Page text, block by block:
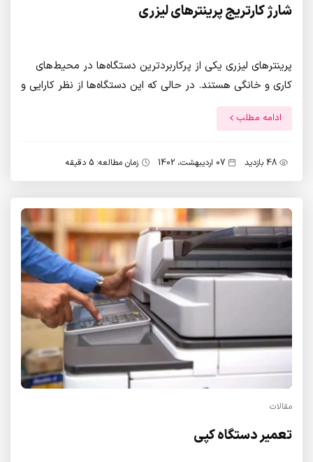
شارژ کارتریج پرینترهای لیزری
پرینترهای لیزری یکی از پرکاربردترین دستگاه‌ها در محیط‌های
کاری و خانگی هستند. در حالی که این دستگاه‌ها از نظر کارایی و
کیفیت چاپ بسیار عالی هستند، هزینه‌های مربوط به تعویض
کارتریج‌های لیزری اغلب بسیار بالا هستند.
ادامه مطلب
48 بازدید 07 اردیبهشت، 1402 زمان مطالعه: 5 دقیقه
مقالات
تعمیر دستگاه کپی